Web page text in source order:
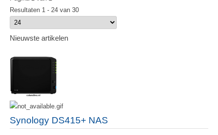
Resultaten 1 - 24 van 30
Nieuwste artikelen
Synology DS415+ NAS